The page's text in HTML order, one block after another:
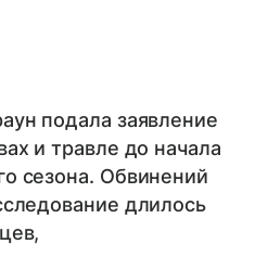
подала заявление
и травле до начала
сезона. Обвинений
длилось